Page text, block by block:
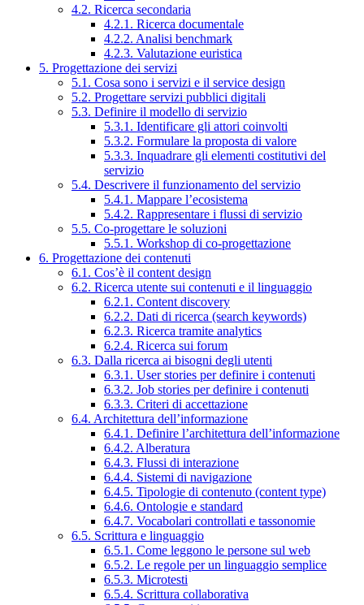
4.2. Ricerca secondaria
4.2.1. Ricerca documentale
4.2.2. Analisi benchmark
4.2.3. Valutazione euristica
5. Progettazione dei servizi
5.1. Cosa sono i servizi e il service design
5.2. Progettare servizi pubblici digitali
5.3. Definire il modello di servizio
5.3.1. Identificare gli attori coinvolti
5.3.2. Formulare la proposta di valore
5.3.3. Inquadrare gli elementi costitutivi del
servizio
5.4. Descrivere il funzionamento del servizio
5.4.1. Mappare l’ecosistema
5.4.2. Rappresentare i flussi di servizio
5.5. Co-progettare le soluzioni
5.5.1. Workshop di co-progettazione
6. Progettazione dei contenuti
6.1. Cos’è il content design
6.2. Ricerca utente sui contenuti e il linguaggio
6.2.1. Content discovery
6.2.2. Dati di ricerca (search keywords)
6.2.3. Ricerca tramite analytics
6.2.4. Ricerca sui forum
6.3. Dalla ricerca ai bisogni degli utenti
6.3.1. User stories per definire i contenuti
6.3.2. Job stories per definire i contenuti
6.3.3. Criteri di accettazione
6.4. Architettura dell’informazione
6.4.1. Definire l’architettura dell’informazione
6.4.2. Alberatura
6.4.3. Flussi di interazione
6.4.4. Sistemi di navigazione
6.4.5. Tipologie di contenuto (content type)
6.4.6. Ontologie e standard
6.4.7. Vocabolari controllati e tassonomie
6.5. Scrittura e linguaggio
6.5.1. Come leggono le persone sul web
6.5.2. Le regole per un linguaggio semplice
6.5.3. Microtesti
6.5.4. Scrittura collaborativa